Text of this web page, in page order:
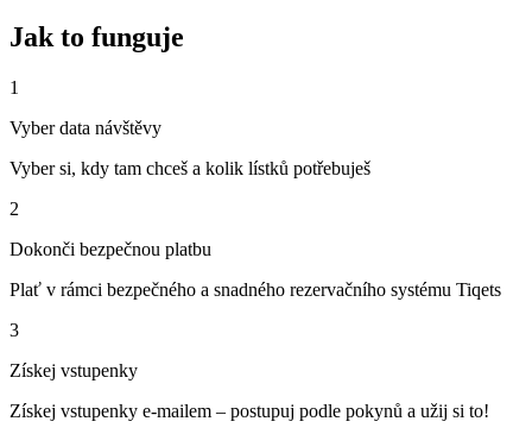
Jak to funguje
1
Vyber data návštěvy
Vyber si, kdy tam chceš a kolik lístků potřebuješ
2
Dokonči bezpečnou platbu
Plať v rámci bezpečného a snadného rezervačního systému Tiqets
3
Získej vstupenky
Získej vstupenky e-mailem – postupuj podle pokynů a užij si to!